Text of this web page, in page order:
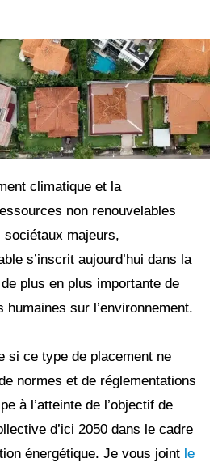
climatique et la
non renouvelables
sociétaux majeurs,
s’inscrit aujourd’hui dans la
plus en plus importante de
humaines sur l’environnement.
si ce type de placement ne
normes et de réglementations
à l’atteinte de l’objectif de
d’ici 2050 dans le cadre
énergétique. Je vous joint le